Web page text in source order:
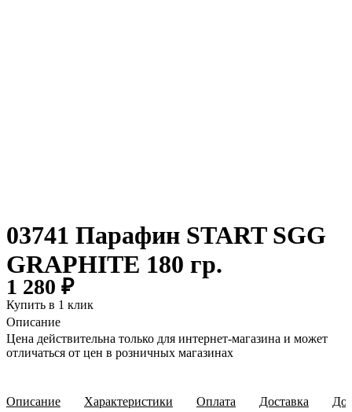
03741 Парафин START SGG
GRAPHITE 180 гр.
1 280 ₽
Купить в 1 клик
Описание
Цена действительна только для интернет-магазина и может
отличаться от цен в розничных магазинах
Описание Характеристики Оплата Доставка